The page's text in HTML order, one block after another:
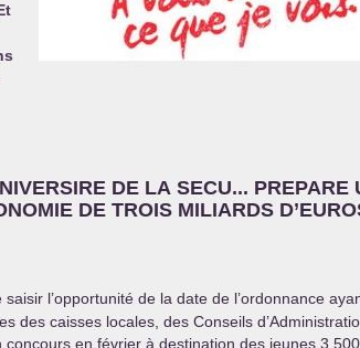
DE LA SECU... PREPARE
DE TROIS MILIARDS D’
l’opportunité de la date de l’ordonnance
des caisses locales, des Conseils
en février à destination des jeunes.3